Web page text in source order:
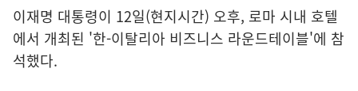
이재명 대통령이 12일(현지시간) 오후, 로마 시내 호텔
에서 개최된 '한-이탈리아 비즈니스 라운드테이블'에 참
석했다.